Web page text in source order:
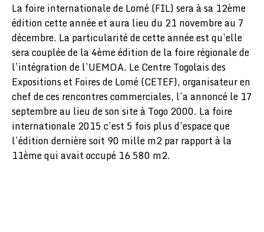
La foire internationale de Lomé (FIL) sera à sa 12ème
édition cette année et aura lieu du 21 novembre au 7
décembre. La particularité de cette année est qu’elle
sera couplée de la 4ème édition de la foire régionale de
l’intégration de l’UEMOA. Le Centre Togolais des
Expositions et Foires de Lomé (CETEF), organisateur en
chef de ces rencontres commerciales, l’a annoncé le 17
septembre au lieu de son site à Togo 2000. La foire
internationale 2015 c’est 5 fois plus d’espace que
l’édition dernière soit 90 mille m2 par rapport à la
11ème qui avait occupé 16 580 m2.